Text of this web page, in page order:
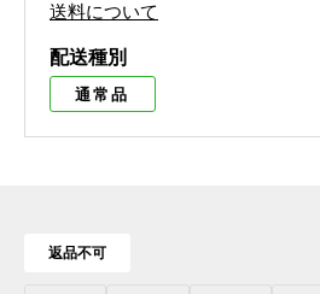
送料について
配送種別
通常品
返品不可